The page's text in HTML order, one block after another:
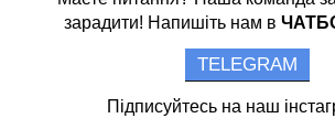
зарадити! Напишіть нам в
TELEGRAM
Підписуйтесь на наш